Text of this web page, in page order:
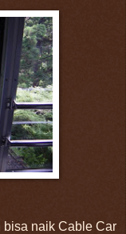
bisa naik Cable Car